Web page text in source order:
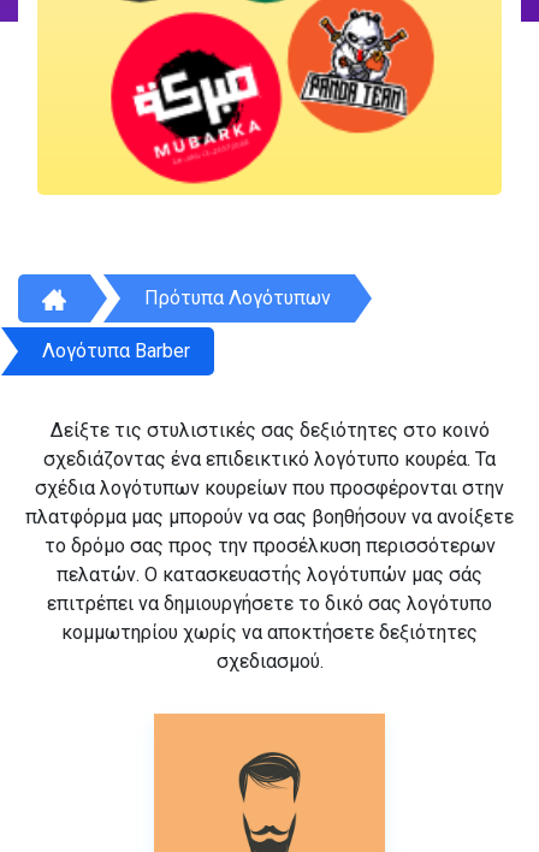
Πρότυπα Λογότυπων
Λογότυπα Barber
Δείξτε τις στυλιστικές σας δεξιότητες στο κοινό
σχεδιάζοντας ένα επιδεικτικό λογότυπο κουρέα. Τα
σχέδια λογότυπων κουρείων που προσφέρονται στην
πλατφόρμα μας μπορούν να σας βοηθήσουν να ανοίξετε
το δρόμο σας προς την προσέλκυση περισσότερων
πελατών. Ο κατασκευαστής λογότυπών μας σάς
επιτρέπει να δημιουργήσετε το δικό σας λογότυπο
κομμωτηρίου χωρίς να αποκτήσετε δεξιότητες
σχεδιασμού.